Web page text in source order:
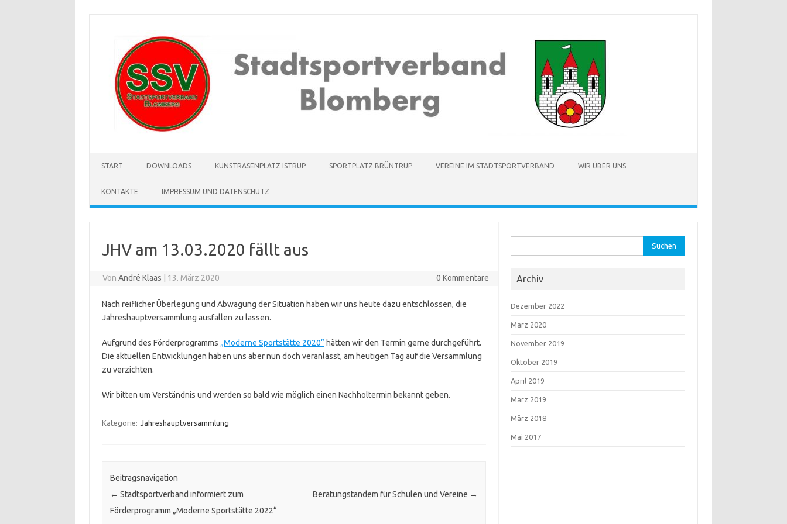
START DOWNLOADS KUNSTRASENPLATZ ISTRUP SPORTPLATZ BRÜNTRUP VEREINE IM STADTSPORTVERBAND WIR ÜBER UNS
KONTAKTE IMPRESSUM UND DATENSCHUTZ
JHV am 13.03.2020 fällt aus
VonAndré Klaas 13. März 2020 0 Kommentare
Nach reiflicher Überlegung und Abwägung der Situation haben wir uns heute dazu entschlossen, die
Jahreshauptversammlung ausfallen zu lassen.
Aufgrund des Förderprogramms „Moderne Sportstätte 2020“ hätten wir den Termin gerne durchgeführt.
Die aktuellen Entwicklungen haben uns aber nun doch veranlasst, am heutigen Tag auf die Versammlung
zu verzichten.
Wir bitten um Verständnis und werden so bald wie möglich einen Nachholtermin bekannt geben.
Kategorie: Jahreshauptversammlung
Beitragsnavigation
← Stadtsportverband informiert zum
Förderprogramm „Moderne Sportstätte 2022“
Beratungstandem für Schulen und Vereine →
nach:
Archiv
Dezember 2022
März 2020
November 2019
Oktober 2019
April 2019
März 2019
März 2018
Mai 2017